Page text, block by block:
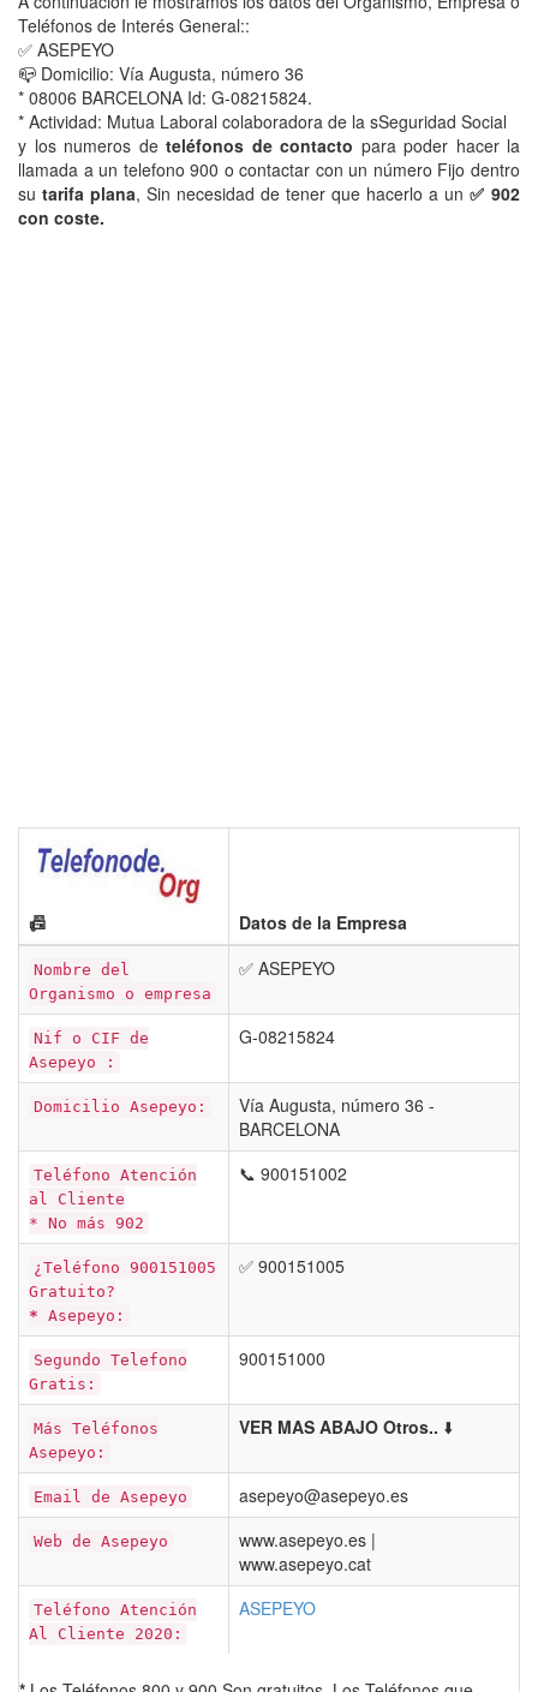
Teléfonos de Interés General::
✅ ASEPEYO
📪 Domicilio: Vía Augusta, número 36
* 08006 BARCELONA Id: G-08215824.
* Actividad: Mutua Laboral colaboradora de la sSeguridad Social
y los numeros de teléfonos de contacto para poder hacer la
llamada a un telefono 900 o contactar con un número Fijo dentro
su tarifa plana, Sin necesidad de tener que hacerlo a un ✅ 902
con coste.
📠 Datos de la Empresa
Nombre del
Organismo o empresa
✅ ASEPEYO
Nif o CIF de
Asepeyo :
G-08215824
Domicilio Asepeyo:
Vía Augusta, número 36 -
BARCELONA
Teléfono Atención
al Cliente
* No más 902
📞 900151002
¿Teléfono 900151005
Gratuito?
* Asepeyo:
✅ 900151005
Segundo Telefono
Gratis:
900151000
Más Teléfonos
Asepeyo:
VER MAS ABAJO Otros.. ⬇️
Email de Asepeyo asepeyo@asepeyo.es
Web de Asepeyo
www.asepeyo.es |
www.asepeyo.cat
Teléfono Atención
Al Cliente 2020:
ASEPEYO